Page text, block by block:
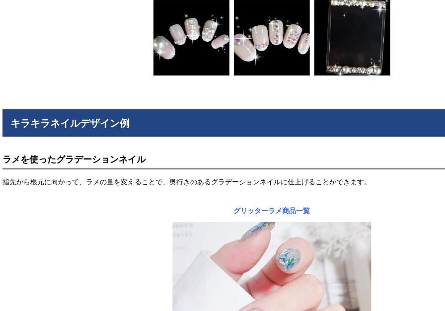
キラキラネイルデザイン例
ラメを使ったグラデーションネイル
指先から根元に向かって、ラメの量を変えることで、奥行きのあるグラデーションネイルに仕上げることができます。
グリッターラメ商品一覧